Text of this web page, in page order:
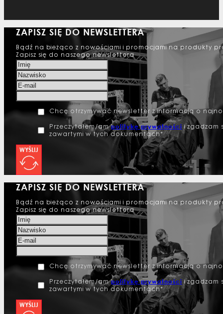
ZAPISZ SIĘ DO NEWSLETTERA
Bądź na bieżąco z nowościami i promocjami na produkty
Zapisz się do naszego newslettera
Chcę otrzymywać newsletter z informacją o
Przeczytałem/ampolitykę prywatności i zgadzam
zawartymi w tych dokumentach*
WYŚLIJ
ZAPISZ SIĘ DO NEWSLETTERA
Bądź na bieżąco z nowościami i promocjami na produkty
Zapisz się do naszego newslettera
Chcę otrzymywać newsletter z informacją o
Przeczytałem/ampolitykę prywatności i zgadzam
zawartymi w tych dokumentach*
WYŚLIJ